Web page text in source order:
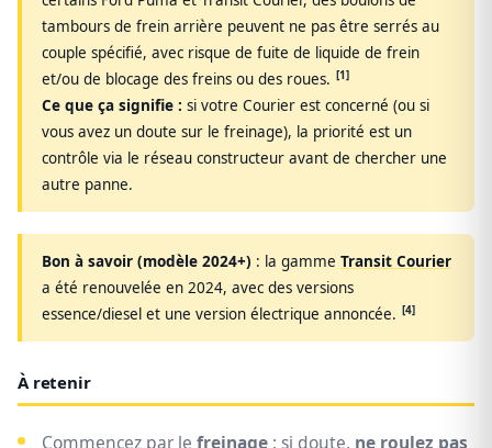
tambours de frein arrière peuvent ne pas être serrés au
couple spécifié, avec risque de fuite de liquide de frein
et/ou de blocage des freins ou des roues. [1]
Ce que ça signifie : si votre Courier est concerné (ou si
vous avez un doute sur le freinage), la priorité est un
contrôle via le réseau constructeur avant de chercher une
autre panne.
Bon à savoir (modèle 2024+) : la gamme Transit Courier
a été renouvelée en 2024, avec des versions
essence/diesel et une version électrique annoncée. [4]
À retenir
Commencez par le freinage : si doute, ne roulez pas